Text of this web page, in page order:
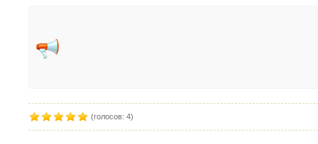
(голосов: 4)